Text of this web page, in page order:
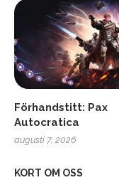
Förhandstitt: Pax
Autocratica
augusti 7, 2026
KORT OM OSS